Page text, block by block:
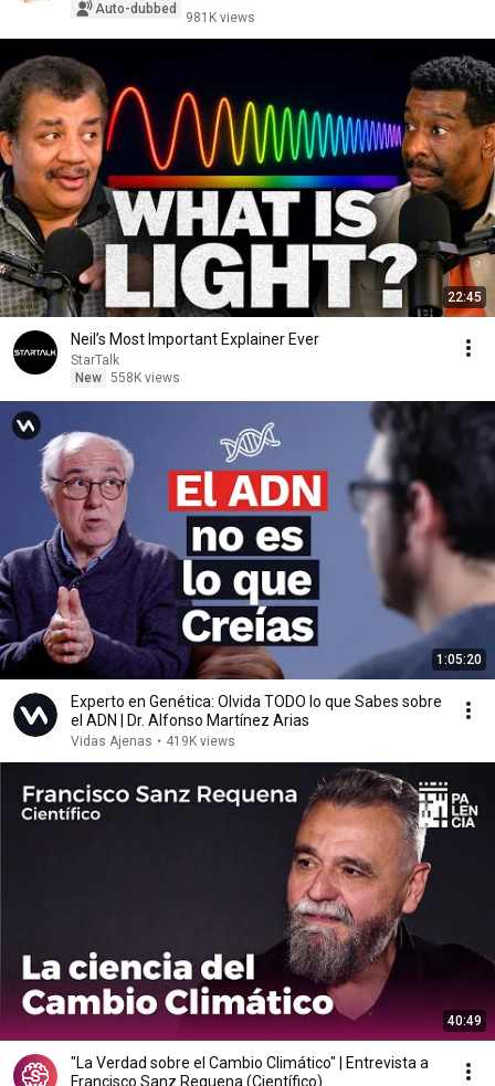
Auto-dubbed
981K views
22:45
Neil’s Most Important Explainer Ever
StarTalk
New 558K views
1:05:20
Experto en Genética: Olvida TODO lo que Sabes sobre
el ADN | Dr. Alfonso Martínez Arias
Vidas Ajenas • 419K views
40:49
"La Verdad sobre el Cambio Climático" | Entrevista a
Francisco Sanz Requena (Científico)